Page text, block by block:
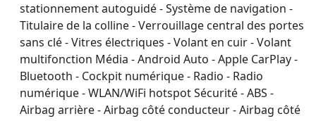
stationnement autoguidé - Système de navigation -
Titulaire de la colline - Verrouillage central des portes
sans clé - Vitres électriques - Volant en cuir - Volant
multifonction Média - Android Auto - Apple CarPlay -
Bluetooth - Cockpit numérique - Radio - Radio
numérique - WLAN/WiFi hotspot Sécurité - ABS -
Airbag arrière - Airbag côté conducteur - Airbag côté